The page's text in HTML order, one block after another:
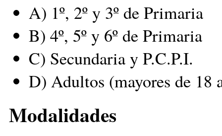
A) 1º, 2º y 3º de Primaria
B) 4º, 5º y 6º de Primaria
C) Secundaria y P.C.P.I.
D) Adultos (mayores de 18
Modalidades